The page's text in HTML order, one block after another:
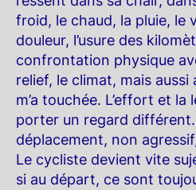
froid, le chaud, la pluie, le
douleur, l’usure des
confrontation physique
relief, le climat, mais aussi
m’a touchée. L’effort et
porter un regard
déplacement, non
Le cycliste devient vite
si au départ, ce sont